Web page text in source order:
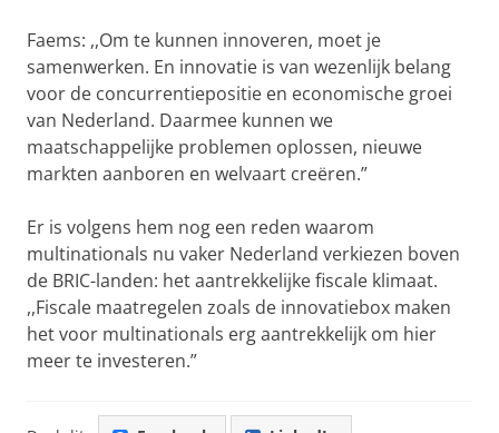
Faems: ,,Om te kunnen innoveren, moet je
samenwerken. En innovatie is van wezenlijk belang
voor de concurrentiepositie en economische groei
van Nederland. Daarmee kunnen we
maatschappelijke problemen oplossen, nieuwe
markten aanboren en welvaart creëren.”
Er is volgens hem nog een reden waarom
multinationals nu vaker Nederland verkiezen boven
de BRIC-landen: het aantrekkelijke fiscale klimaat.
,,Fiscale maatregelen zoals de innovatiebox maken
het voor multinationals erg aantrekkelijk om hier
meer te investeren.”